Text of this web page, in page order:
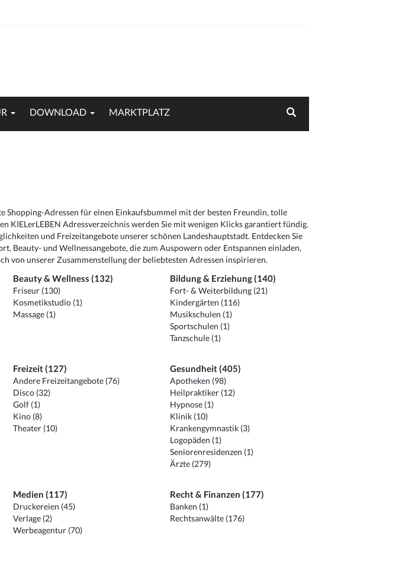
DOWNLOAD MARKTPLATZ
Shopping-Adressen für einen Einkaufsbummel mit der besten Freundin, tolle
Adressverzeichnis werden Sie mit wenigen Klicks garantiert fündig.
und Freizeitangebote unserer schönen Landeshauptstadt. Entdecken Sie
Beauty- und Wellnessangebote, die zum Auspowern oder Entspannen einladen,
von unserer Zusammenstellung der beliebtesten Adressen inspirieren.
Beauty & Wellness (132)
Friseur (130)
Kosmetikstudio (1)
Massage (1)
Bildung & Erziehung (140)
Fort- & Weiterbildung (21)
Kindergärten (116)
Musikschulen (1)
Sportschulen (1)
Tanzschule (1)
Freizeit (127)
Andere Freizeitangebote (76)
Disco (32)
Golf (1)
Kino (8)
Theater (10)
Gesundheit (405)
Apotheken (98)
Heilpraktiker (12)
Hypnose (1)
Klinik (10)
Krankengymnastik (3)
Logopäden (1)
Seniorenresidenzen (1)
Ärzte (279)
Medien (117)
Druckereien (45)
Verlage (2)
Werbeagentur (70)
Recht & Finanzen (177)
Banken (1)
Rechtsanwälte (176)